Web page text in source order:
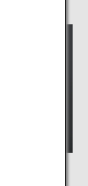
スクラス機内食